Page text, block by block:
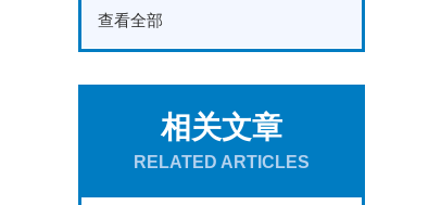
查看全部
相关文章
RELATED ARTICLES